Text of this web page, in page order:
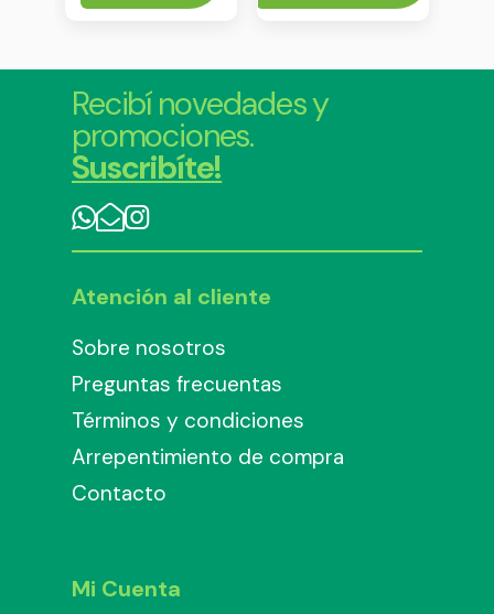
Recibí novedades y
promociones.
Suscribíte!
Atención al cliente
Sobre nosotros
Preguntas frecuentas
Términos y condiciones
Arrepentimiento de compra
Contacto
Mi Cuenta